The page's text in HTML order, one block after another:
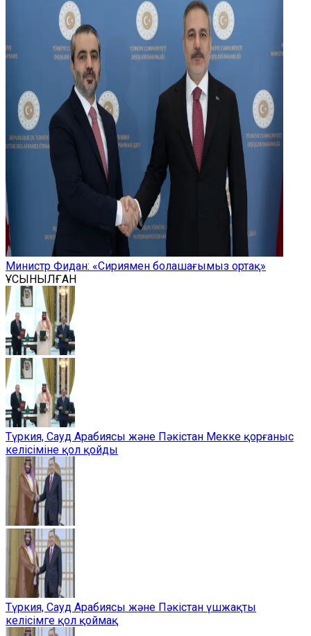
Министр Фидан: «Сириямен болашағымыз ортақ»
ҰСЫНЫЛҒАН
Түркия, Сауд Арабиясы және Пәкістан Мекке қорғаныс
келісіміне қол қойды
Түркия, Сауд Арабиясы және Пәкістан үшжақты
келісімге қол қоймақ